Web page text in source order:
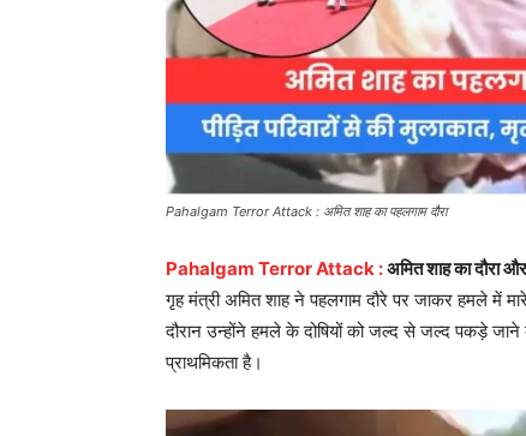
Pahalgam Terror Attack : अमित शाह का पहलगाम दौरा
Pahalgam Terror Attack :अमित शाह का दौरा
गृह मंत्री अमित शाह ने पहलगाम दौरे पर जाकर हमले में
दौरान उन्होंने हमले के दोषियों को जल्द से जल्द पकड़े
प्राथमिकता है।
Video